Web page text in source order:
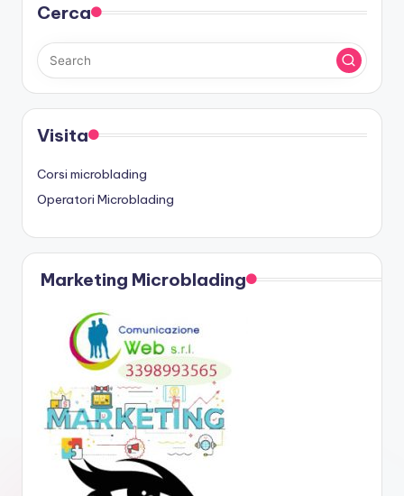
Cerca
Visita
Corsi microblading
Operatori Microblading
Marketing Microblading